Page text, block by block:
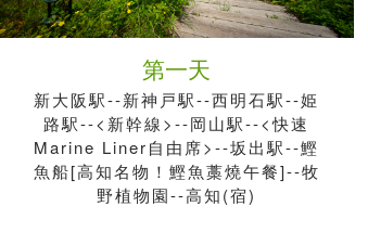
第一天
新大阪駅--新神戸駅--西明石駅--姫
路駅--<新幹線>--岡山駅--<快速
Marine Liner自由席>--坂出駅--鰹
魚船[高知名物！鰹魚藁燒午餐]--牧
野植物園--高知(宿)